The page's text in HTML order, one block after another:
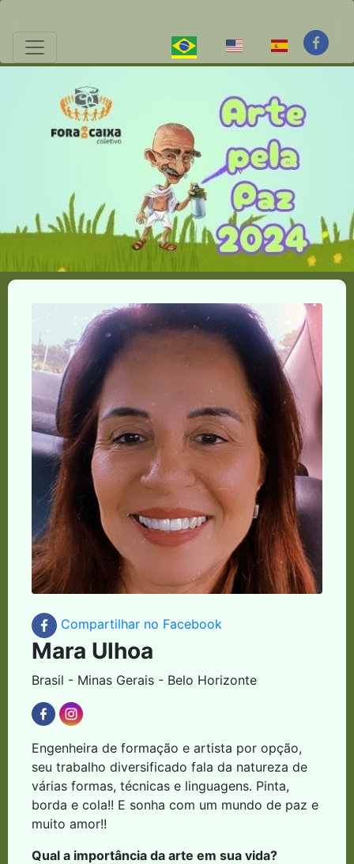
Compartilhar no Facebook
Mara Ulhoa
Brasil - Minas Gerais - Belo Horizonte
Engenheira de formação e artista por opção,
seu trabalho diversificado fala da natureza de
várias formas, técnicas e linguagens. Pinta,
borda e cola!! E sonha com um mundo de paz e
muito amor!!
Qual a importância da arte em sua vida?